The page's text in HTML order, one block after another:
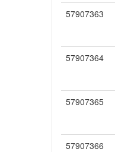
57907363
57907364
57907365
57907366